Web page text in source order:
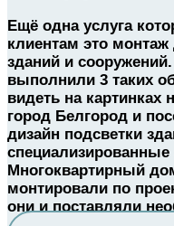
Ещё одна услуга
клиентам это монтаж
зданий и
выполнили 3 таких
видеть на
город Белгород и
дизайн подсветки
специализированные
Многоквартирный
монтировали по
они и поставляли